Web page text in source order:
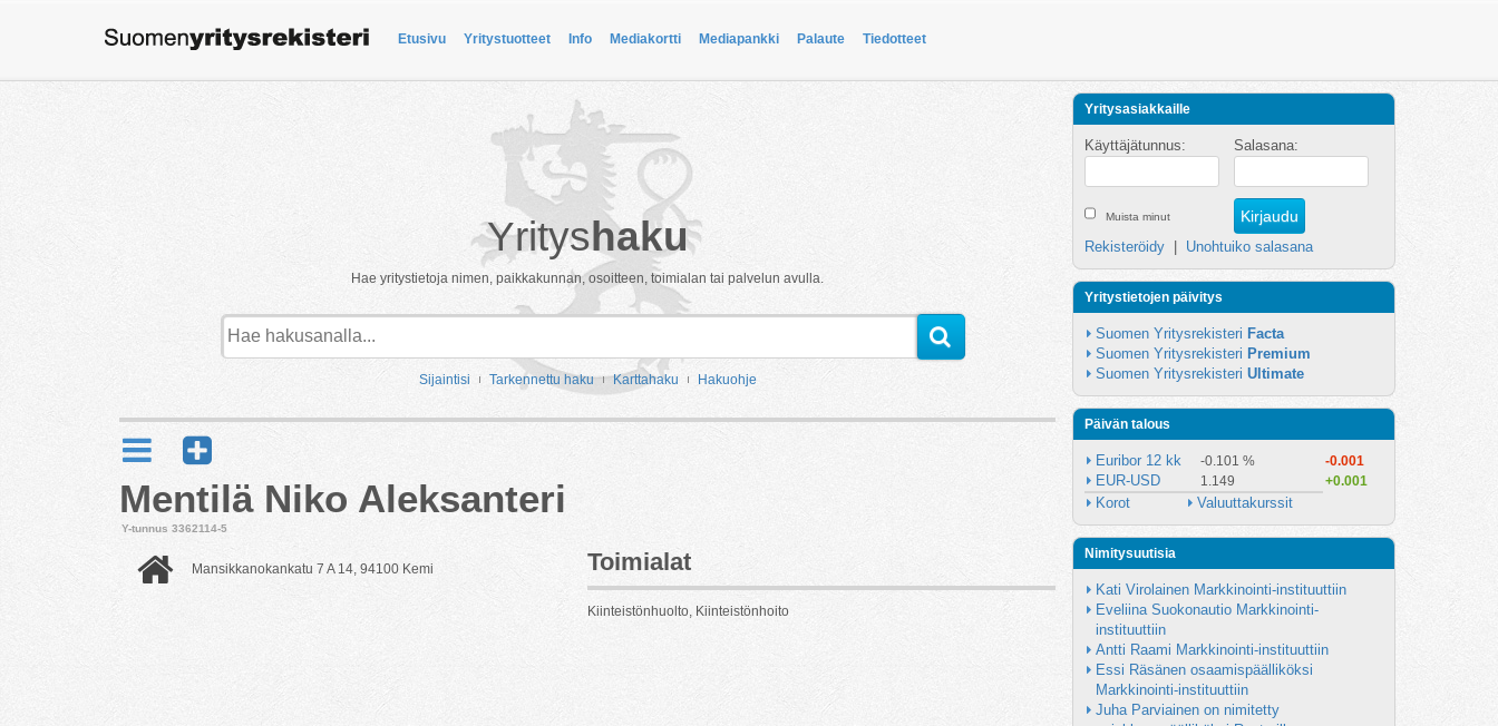
Etusivu Yritystuotteet Info Mediakortti Mediapankki Palaute Tiedotteet
Yrityshaku
Hae yritystietoja nimen, paikkakunnan, osoitteen, toimialan tai palvelun avulla.
Sijaintisi Tarkennettu haku Karttahaku Hakuohje
Mentilä Niko Aleksanteri
Y-tunnus 3362114-5
Mansikkanokankatu 7 A 14, 94100 Kemi Toimialat
Kiinteistönhuolto, Kiinteistönhoito
Yritysasiakkaille
Käyttäjätunnus: Salasana:
Muista minut
Rekisteröidy Unohtuiko salasana
Yritystietojen päivitys
Suomen Yritysrekisteri Facta
Suomen Yritysrekisteri Premium
Suomen Yritysrekisteri Ultimate
Päivän talous
Euribor 12 kk -0.101 % -0.001
EUR-USD 1.149 +0.001
Korot Valuuttakurssit
Nimitysuutisia
Kati Virolainen Markkinointi-instituuttiin
Eveliina Suokonautio Markkinointi-
instituuttiin
Antti Raami Markkinointi-instituuttiin
Essi Räsänen osaamispäälliköksi
Markkinointi-instituuttiin
Juha Parviainen on nimitetty